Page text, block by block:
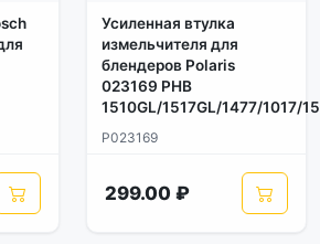
Усиленная втулка
измельчителя для
блендеров Polaris
023169 PHB
1510GL/1517GL/1477/1017/
P023169
299.00 ₽